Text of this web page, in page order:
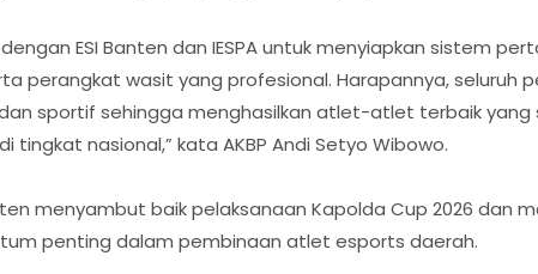
ESI Banten dan IESPA untuk menyiapkan sistem
perangkat wasit yang profesional. Harapannya, seluruh
sportif sehingga menghasilkan atlet-atlet terbaik yang
nasional,” kata AKBP Andi Setyo Wibowo.
menyambut baik pelaksanaan Kapolda Cup 2026 dan
penting dalam pembinaan atlet esports daerah.